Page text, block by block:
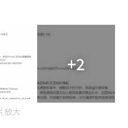
+2
放大